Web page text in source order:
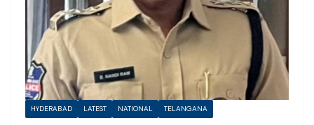
HYDERABAD LATEST NATIONAL TELANGANA